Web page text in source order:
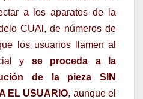
a los aparatos de la
CUAl, de números de
los usuarios llamen al
y se proceda a la
de la pieza SIN
EL USUARIO, aunque el